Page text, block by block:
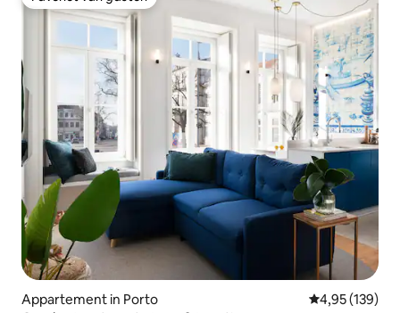
Favoriet van gasten
Appartement in Porto Gemiddelde
4,95 (139)